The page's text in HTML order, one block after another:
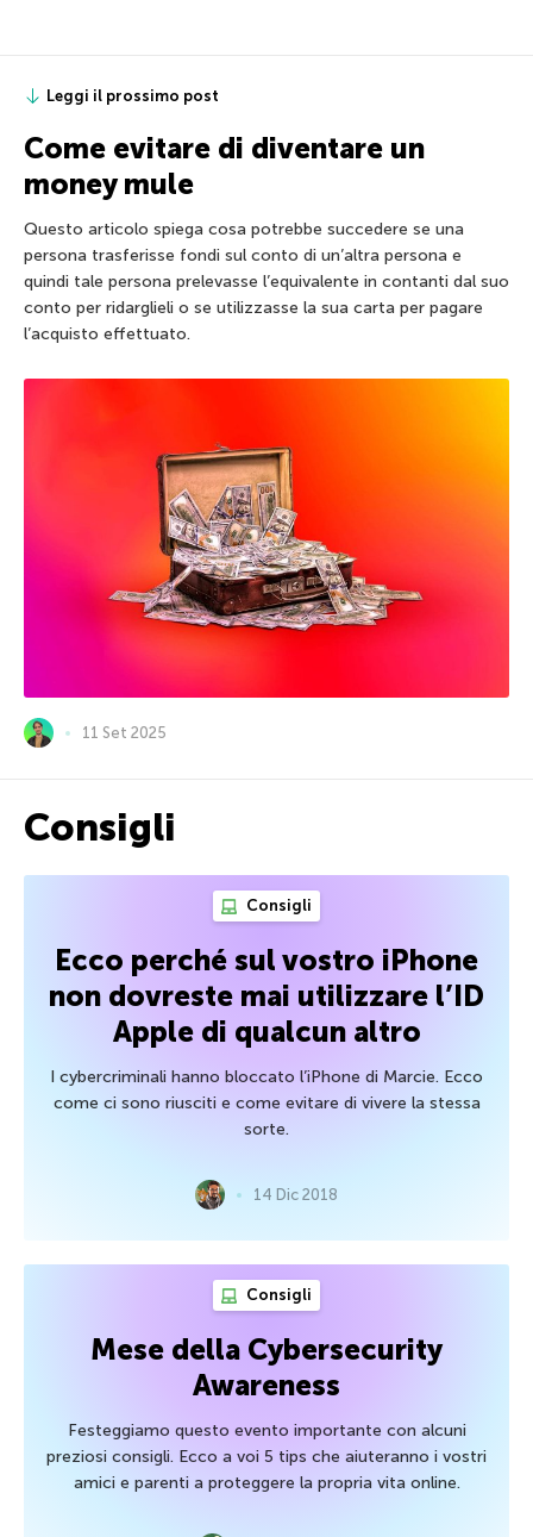
Leggi il prossimo post
Come evitare di diventare un
money mule
Questo articolo spiega cosa potrebbe succedere se una
persona trasferisse fondi sul conto di un’altra persona e
quindi tale persona prelevasse l’equivalente in contanti dal suo
conto per ridarglieli o se utilizzasse la sua carta per pagare
l’acquisto effettuato.
11 Set 2025
Consigli
Consigli
Ecco perché sul vostro iPhone
non dovreste mai utilizzare l’ID
Apple di qualcun altro
I cybercriminali hanno bloccato l’iPhone di Marcie. Ecco
come ci sono riusciti e come evitare di vivere la stessa
sorte.
14 Dic 2018
Consigli
Mese della Cybersecurity
Awareness
Festeggiamo questo evento importante con alcuni
preziosi consigli. Ecco a voi 5 tips che aiuteranno i vostri
amici e parenti a proteggere la propria vita online.